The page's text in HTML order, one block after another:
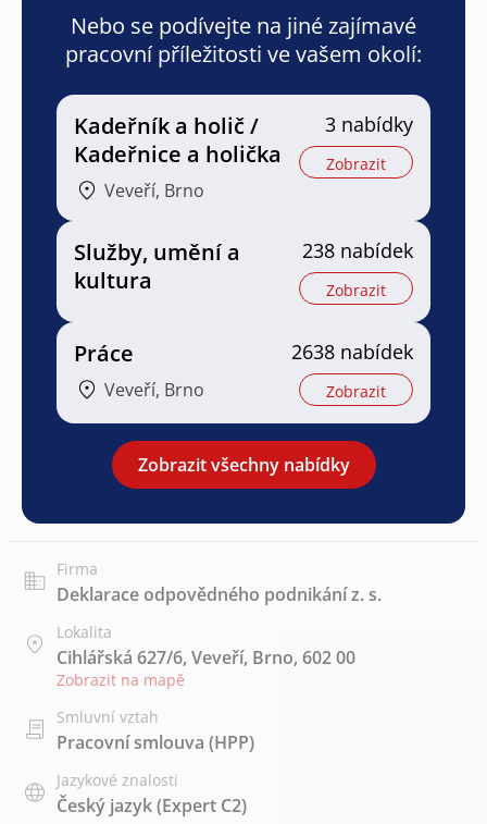
Nebo se podívejte na jiné zajímavé
pracovní příležitosti ve vašem okolí:
Kadeřník a holič /
Kadeřnice a holička
Veveří, Brno
3 nabídky
Zobrazit
Služby, umění a
kultura
238 nabídek
Zobrazit
Práce
Veveří, Brno
2638 nabídek
Zobrazit
Zobrazit všechny nabídky
Firma
Deklarace odpovědného podnikání z. s.
Lokalita
Cihlářská 627/6, Veveří, Brno, 602 00
Zobrazit na mapě
Smluvní vztah
Pracovní smlouva (HPP)
Jazykové znalosti
Český jazyk(Expert C2)